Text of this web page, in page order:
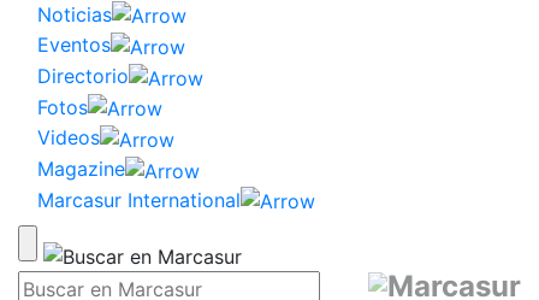
Noticias
Eventos
Directorio
Fotos
Videos
Magazine
Marcasur International